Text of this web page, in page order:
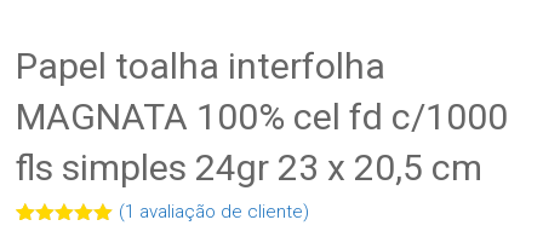
Papel toalha interfolha
MAGNATA 100% cel fd c/1000
fls simples 24gr 23 x 20,5 cm
(1 avaliação de cliente)